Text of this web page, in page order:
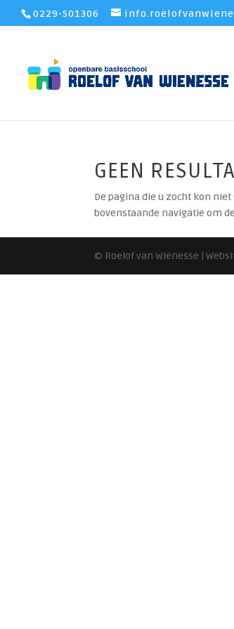
0229-501306
GEEN
De pagina die u zocht kon
bovenstaande navigatie om
© Roelof van Wienesse |